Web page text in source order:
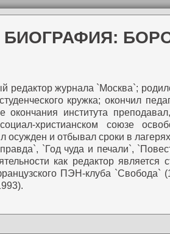
БИОГРАФИЯ:
редактор журнала `Москва`;
кружка; окончил
окончания института
социал-христианском союзе
осужден и отбывал сроки в
`Год чуда и печали`,
как редактор
ПЭН-клуба `Свобода`